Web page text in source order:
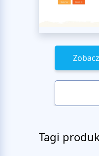
Tagi